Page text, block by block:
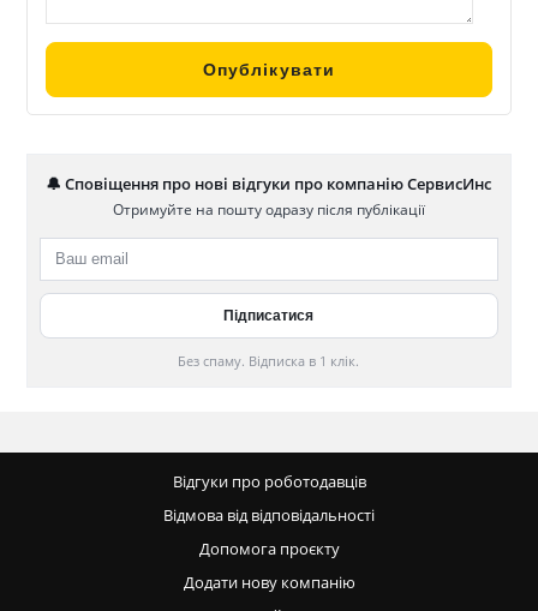
🔔 Сповіщення про нові відгуки про компанію СервисИнс
Отримуйте на пошту одразу після публікації
Без спаму. Відписка в 1 клік.
Відгуки про роботодавців
Відмова від відповідальності
Допомога проєкту
Додати нову компанію